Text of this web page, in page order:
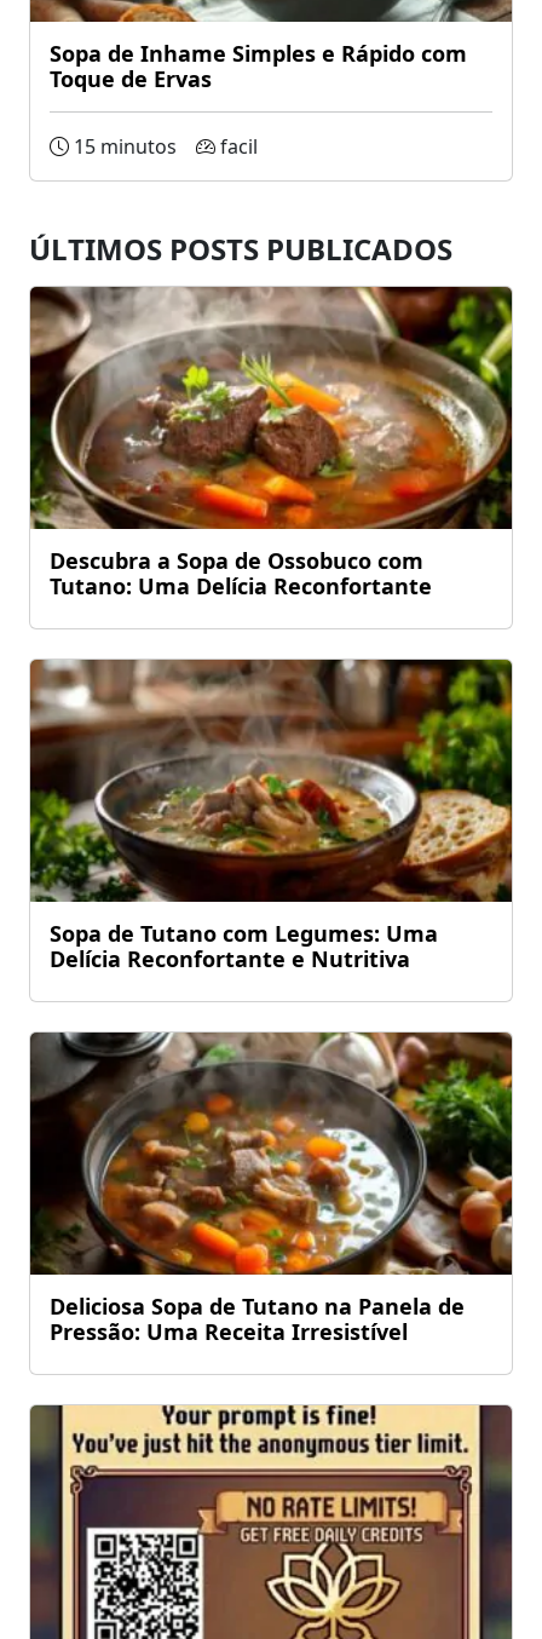
Sopa de Inhame Simples e Rápido com
Toque de Ervas
15 minutos facil
ÚLTIMOS POSTS PUBLICADOS
Descubra a Sopa de Ossobuco com
Tutano: Uma Delícia Reconfortante
Sopa de Tutano com Legumes: Uma
Delícia Reconfortante e Nutritiva
Deliciosa Sopa de Tutano na Panela de
Pressão: Uma Receita Irresistível